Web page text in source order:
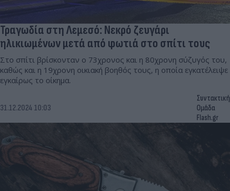
Τραγωδία στη Λεμεσό: Νεκρό ζευγάρι
ηλικιωμένων μετά από φωτιά στο σπίτι τους
Στο σπίτι βρίσκονταν ο 73χρονος και η 80χρονη σύζυγός του,
καθώς και η 19χρονη οικιακή βοηθός τους, η οποία εγκατέλειψε
εγκαίρως το οίκημα.
31.12.2024 10:03
Συντακτική
Ομάδα
Flash.gr